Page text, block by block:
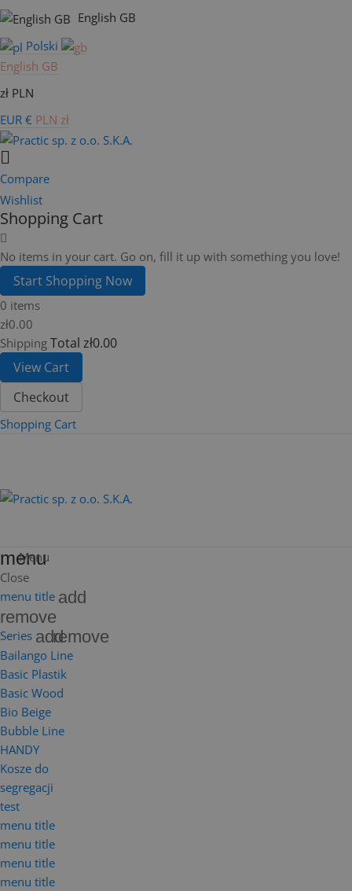
English GB
Polski
English GB
zł PLN
EUR € PLN zł
Compare
Wishlist
Shopping Cart
No items in your cart. Go on, fill it up with something you love!
Start Shopping Now
0 items
zł0.00
Shipping Total zł0.00
View Cart
Checkout
Shopping Cart
menu
Menu
Close
menu title add
remove
Series addremove
Bailango Line
Basic Plastik
Basic Wood
Bio Beige
Bubble Line
HANDY
Kosze do
segregacji
test
menu title
menu title
menu title
menu title